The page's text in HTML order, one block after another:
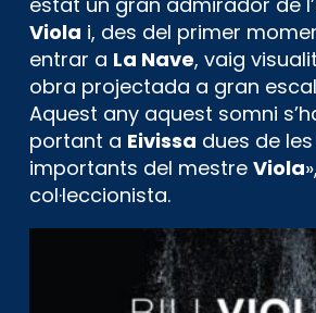
Viola i, des del primer
entrar a La Nave, vaig
obra projectada a gran
Aquest any aquest somni
portant a Eivissa dues de
importants del mestre Viola
col·leccionista.